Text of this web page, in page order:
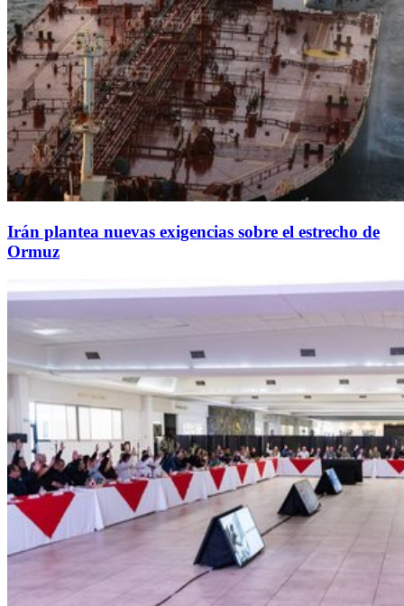
Irán plantea nuevas exigencias sobre el estrecho de
Ormuz